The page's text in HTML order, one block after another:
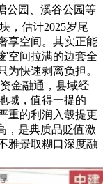
公园、溪谷公园等
，估计2025岁尾
享空间。其实正能
空间拉满的边套全
为快速剥离负担。
金融通，县域经
域，值得一提的
重的利润入彀提更
，是典质品贬值激
雅景取糊口深度融